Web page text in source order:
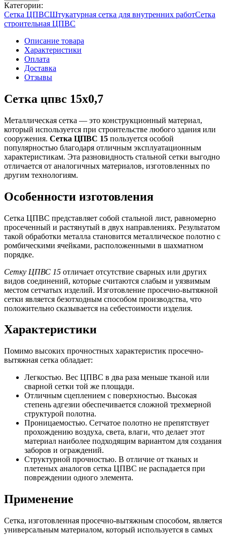
Категории:
Сетка ЦПВСШтукатурная сетка для внутренних работСетка
строительная ЦПВС
Описание товара
Характеристики
Оплата
Доставка
Отзывы
Сетка цпвс 15х0,7
Металлическая сетка — это конструкционный материал,
который используется при строительстве любого здания или
сооружения. Сетка ЦПВС 15 пользуется особой
популярностью благодаря отличным эксплуатационным
характеристикам. Эта разновидность стальной сетки выгодно
отличается от аналогичных материалов, изготовленных по
другим технологиям.
Особенности изготовления
Сетка ЦПВС представляет собой стальной лист, равномерно
просеченный и растянутый в двух направлениях. Результатом
такой обработки металла становится металлическое полотно с
ромбическими ячейками, расположенными в шахматном
порядке.
Сетку ЦПВС 15 отличает отсутствие сварных или других
видов соединений, которые считаются слабым и уязвимым
местом сетчатых изделий. Изготовление просечно-вытяжной
сетки является безотходным способом производства, что
положительно сказывается на себестоимости изделия.
Характеристики
Помимо высоких прочностных характеристик просечно-
вытяжная сетка обладает:
Легкостью. Вес ЦПВС в два раза меньше тканой или
сварной сетки той же площади.
Отличным сцеплением с поверхностью. Высокая
степень адгезии обеспечивается сложной трехмерной
структурой полотна.
Проницаемостью. Сетчатое полотно не препятствует
прохождению воздуха, света, влаги, что делает этот
материал наиболее подходящим вариантом для создания
заборов и ограждений.
Структурной прочностью. В отличие от тканых и
плетеных аналогов сетка ЦПВС не распадается при
повреждении одного элемента.
Применение
Сетка, изготовленная просечно-вытяжным способом, является
универсальным материалом, который используется в самых